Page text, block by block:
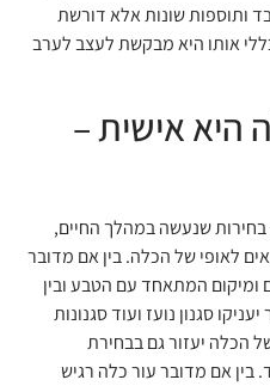
בד ותוספות שונות אלא דורשת
אותו היא מבקשת לעצב לערב
היא אישית –
שנעשה במהלך החיים,
לאופי של הכלה. בין אם מדובר
ומיקום המתאחד עם הטבע ובין
סגנון נועז ועוד סגנונות
הכלה יעזור גם בבחירת
אם מדובר עור כלה רגיש